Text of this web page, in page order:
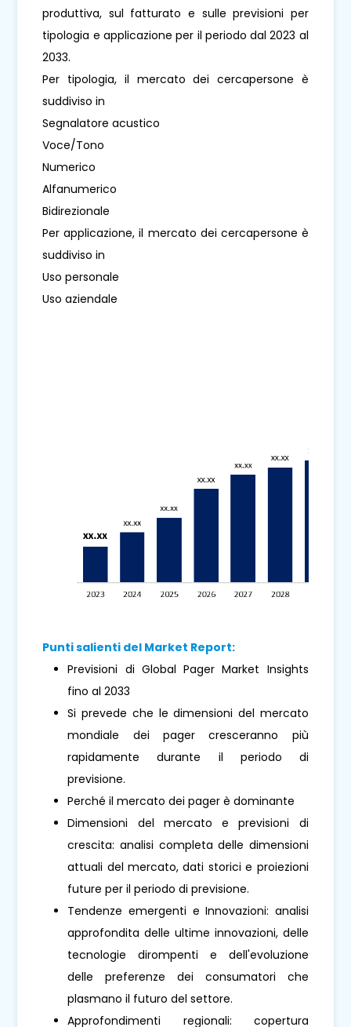
produttiva, sul fatturato e sulle previsioni per
tipologia e applicazione per il periodo dal 2023 al
2033.
Per tipologia, il mercato dei cercapersone è
suddiviso in
Segnalatore acustico
Voce/Tono
Numerico
Alfanumerico
Bidirezionale
Per applicazione, il mercato dei cercapersone è
suddiviso in
Uso personale
Uso aziendale
Punti salienti del Market Report:
Previsioni di Global Pager Market Insights
fino al 2033
Si prevede che le dimensioni del mercato
mondiale dei pager cresceranno più
rapidamente durante il periodo di
previsione.
Perché il mercato dei pager è dominante
Dimensioni del mercato e previsioni di
crescita: analisi completa delle dimensioni
attuali del mercato, dati storici e proiezioni
future per il periodo di previsione.
Tendenze emergenti e Innovazioni: analisi
approfondita delle ultime innovazioni, delle
tecnologie dirompenti e dell'evoluzione
delle preferenze dei consumatori che
plasmano il futuro del settore.
Approfondimenti regionali: copertura